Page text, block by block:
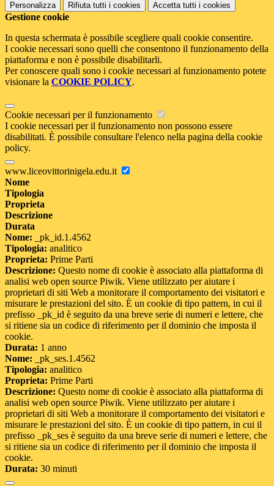
Personalizza Rifiuta tutti i cookies Accetta tutti i cookies
Gestione cookie
In questa schermata è possibile scegliere quali cookie consentire.
I cookie necessari sono quelli che consentono il funzionamento della
piattaforma e non è possibile disabilitarli.
Per conoscere quali sono i cookie necessari al funzionamento potete
visionare la COOKIE POLICY.
Cookie necessari per il funzionamento
I cookie necessari per il funzionamento non possono essere
disabilitati. È possibile consultare l'elenco nella pagina della cookie
policy.
www.liceovittorinigela.edu.it
Nome
Tipologia
Proprieta
Descrizione
Durata
Nome: _pk_id.1.4562
Tipologia: analitico
Proprieta: Prime Parti
Descrizione: Questo nome di cookie è associato alla piattaforma di
analisi web open source Piwik. Viene utilizzato per aiutare i
proprietari di siti Web a monitorare il comportamento dei visitatori e
misurare le prestazioni del sito. È un cookie di tipo pattern, in cui il
prefisso _pk_id è seguito da una breve serie di numeri e lettere, che
si ritiene sia un codice di riferimento per il dominio che imposta il
cookie.
Durata: 1 anno
Nome: _pk_ses.1.4562
Tipologia: analitico
Proprieta: Prime Parti
Descrizione: Questo nome di cookie è associato alla piattaforma di
analisi web open source Piwik. Viene utilizzato per aiutare i
proprietari di siti Web a monitorare il comportamento dei visitatori e
misurare le prestazioni del sito. È un cookie di tipo pattern, in cui il
prefisso _pk_ses è seguito da una breve serie di numeri e lettere, che
si ritiene sia un codice di riferimento per il dominio che imposta il
cookie.
Durata: 30 minuti